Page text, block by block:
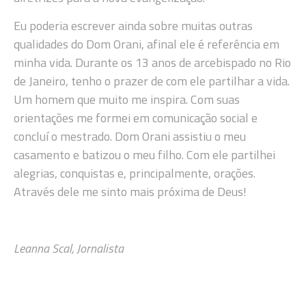
Eu poderia escrever ainda sobre muitas outras
qualidades do Dom Orani, afinal ele é referência em
minha vida. Durante os 13 anos de arcebispado no Rio
de Janeiro, tenho o prazer de com ele partilhar a vida.
Um homem que muito me inspira. Com suas
orientações me formei em comunicação social e
concluí o mestrado. Dom Orani assistiu o meu
casamento e batizou o meu filho. Com ele partilhei
alegrias, conquistas e, principalmente, orações.
Através dele me sinto mais próxima de Deus!
Leanna Scal, Jornalista